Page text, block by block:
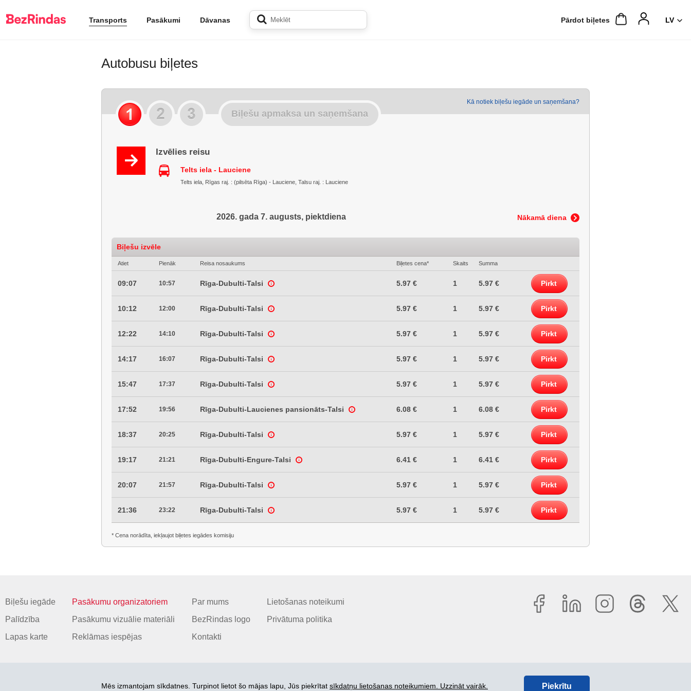
Transports Pasākumi Dāvanas Pārdot biļetes
Autobusu biļetes
Kā notiek biļešu iegāde un saņemšana?
Biļešu apmaksa un saņemšana
Izvēlies reisu
Telts iela - Lauciene
Telts iela, Rīgas raj. : (pilsēta Rīga) - Lauciene, Talsu raj. : Lauciene
Nākamā diena
2026. gada 7. augusts, piektdiena
Biļešu izvēle
Atiet Pienāk Reisa nosaukums Biļetes cena* Skaits Summa
09:07 10:57 Rīga-Dubulti-Talsi 5.97 € 1 5.97 € Pirkt
10:12 12:00 Rīga-Dubulti-Talsi 5.97 € 1 5.97 € Pirkt
12:22 14:10 Rīga-Dubulti-Talsi 5.97 € 1 5.97 € Pirkt
14:17 16:07 Rīga-Dubulti-Talsi 5.97 € 1 5.97 € Pirkt
15:47 17:37 Rīga-Dubulti-Talsi 5.97 € 1 5.97 € Pirkt
17:52 19:56 Rīga-Dubulti-Laucienes pansionāts-Talsi 6.08 € 1 6.08 € Pirkt
18:37 20:25 Rīga-Dubulti-Talsi 5.97 € 1 5.97 € Pirkt
19:17 21:21 Rīga-Dubulti-Engure-Talsi 6.41 € 1 6.41 € Pirkt
20:07 21:57 Rīga-Dubulti-Talsi 5.97 € 1 5.97 € Pirkt
21:36 23:22 Rīga-Dubulti-Talsi 5.97 € 1 5.97 € Pirkt
* Cena norādīta, iekļaujot biļetes iegādes komisiju
Biļešu iegāde
Palīdzība
Lapas karte
Pasākumu organizatoriem
Pasākumu vizuālie materiāli
Reklāmas iespējas
Par mums
BezRindas logo
Kontakti
Lietošanas noteikumi
Privātuma politika
© 2006-2026 SIA "BEZRINDAS.LV".
Mēs izmantojam sīkdatnes. Turpinot lietot šo mājas lapu, Jūs piekrītat sīkdatņu lietošanas noteikumiem. Uzzināt vairāk. Piekrītu